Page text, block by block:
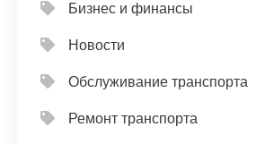
Бизнес и финансы
Новости
Обслуживание транспорта
Ремонт транспорта